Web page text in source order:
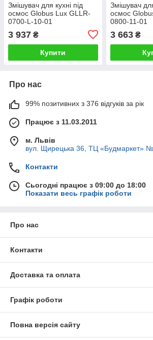
Змішувач для кухні під
осмос Globus Lux GLLR-
0700-L-10-01
3 937 ₴
Купити
Змішувач
осмос
0800-11-01
3 663₴
Про нас
99% позитивних з 376 відгуків за рік
Працює з 11.03.2011
м. Львів
вул. Щирецька 36, ТЦ «Будмаркет»
Контакти
Сьогодні працює з 09:00 до 18:00
Показати весь графік роботи
Про нас
Контакти
Доставка та оплата
Графік роботи
Повна версія сайту